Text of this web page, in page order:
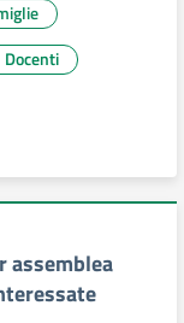
Docenti
assemblea